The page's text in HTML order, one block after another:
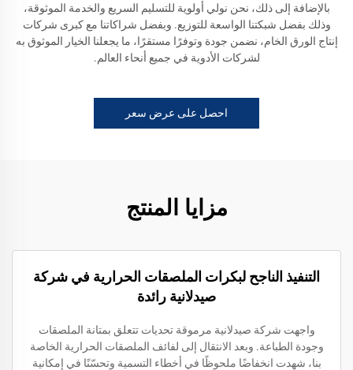
بالإضافة إلى ذلك، نحن نولي أولوية للتسليم السريع والخدمة الموثوقة،
وذلك بفضل شبكتنا الواسعة للتوزيع. وبفضل شراكاتنا مع كبرى شركات
إنتاج الورق الخام، نضمن جودة وتوفرًا مستقرًا، ما يجعلنا الخيار الموثوق به
لشركات الأدوية في جميع أنحاء العالم.
احصل على عرض سعر
مزايا المنتج
التنفيذ الناجح لبكرات الملصقات الحرارية في شركة
صيدلانية رائدة
واجهت شركة صيدلانية مرموقة تحديات تتعلق بمتانة الملصقات
وجودة الطباعة. وبعد الانتقال إلى لفائف الملصقات الحرارية الخاصة
بنا، شهدت انخفاضًا ملحوظًا في أخطاء التسمية وتحسّنًا في إمكانية